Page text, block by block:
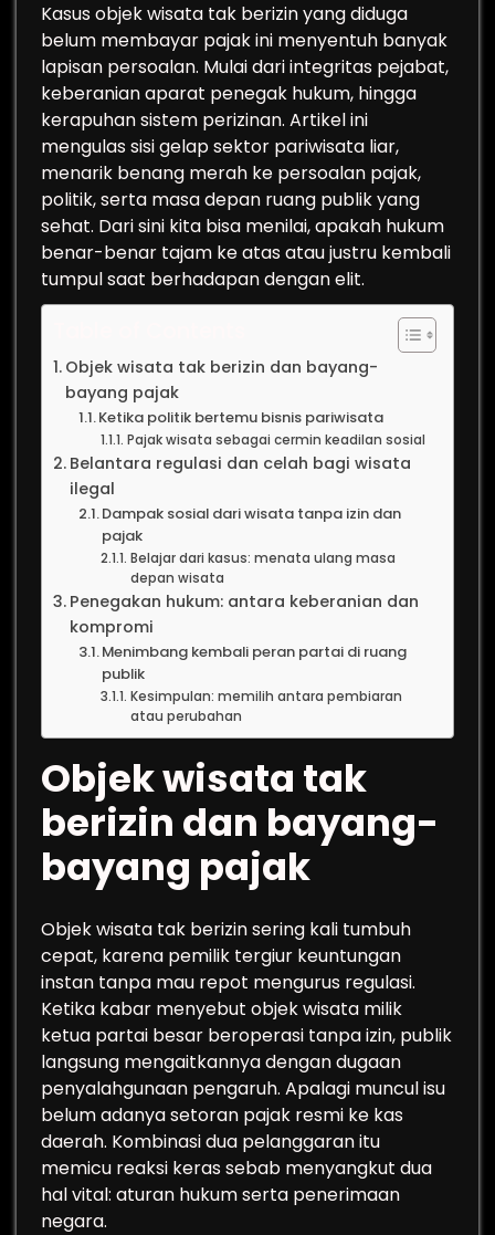
Kasus objek wisata tak berizin yang diduga
belum membayar pajak ini menyentuh banyak
lapisan persoalan. Mulai dari integritas pejabat,
keberanian aparat penegak hukum, hingga
kerapuhan sistem perizinan. Artikel ini
mengulas sisi gelap sektor pariwisata liar,
menarik benang merah ke persoalan pajak,
politik, serta masa depan ruang publik yang
sehat. Dari sini kita bisa menilai, apakah hukum
benar-benar tajam ke atas atau justru kembali
tumpul saat berhadapan dengan elit.
Objek wisata tak berizin dan bayang-
bayang pajak
Ketika politik bertemu bisnis pariwisata
Pajak wisata sebagai cermin keadilan sosial
Belantara regulasi dan celah bagi wisata
ilegal
Dampak sosial dari wisata tanpa izin dan
pajak
Belajar dari kasus: menata ulang masa
depan wisata
Penegakan hukum: antara keberanian dan
kompromi
Menimbang kembali peran partai di ruang
publik
Kesimpulan: memilih antara pembiaran
atau perubahan
Objek wisata tak
berizin dan bayang-
bayang pajak
Objek wisata tak berizin sering kali tumbuh
cepat, karena pemilik tergiur keuntungan
instan tanpa mau repot mengurus regulasi.
Ketika kabar menyebut objek wisata milik
ketua partai besar beroperasi tanpa izin, publik
langsung mengaitkannya dengan dugaan
penyalahgunaan pengaruh. Apalagi muncul isu
belum adanya setoran pajak resmi ke kas
daerah. Kombinasi dua pelanggaran itu
memicu reaksi keras sebab menyangkut dua
hal vital: aturan hukum serta penerimaan
negara.